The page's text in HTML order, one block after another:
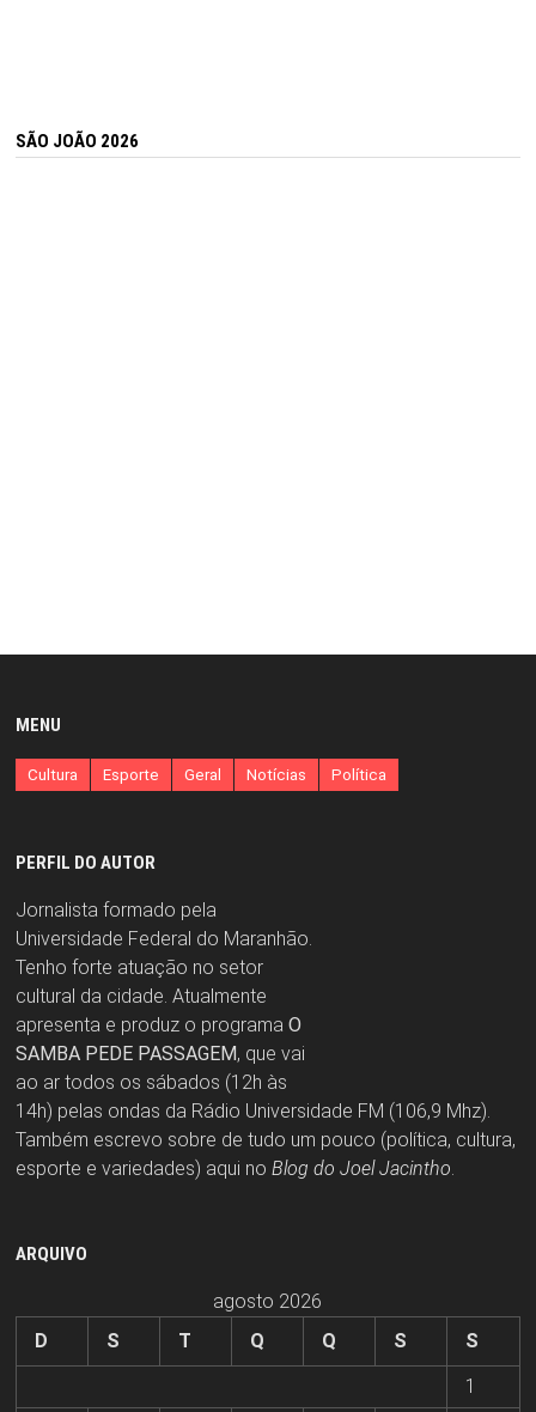
SÃO JOÃO 2026
MENU
Cultura Esporte Geral Notícias Política
PERFIL DO AUTOR
Jornalista formado pela
Universidade Federal do Maranhão.
Tenho forte atuação no setor
cultural da cidade. Atualmente
apresenta e produz o programa O
SAMBA PEDE PASSAGEM, que vai
ao ar todos os sábados (12h às
14h) pelas ondas da Rádio Universidade FM (106,9 Mhz).
Também escrevo sobre de tudo um pouco (política, cultura,
esporte e variedades) aqui no Blog do Joel Jacintho
ARQUIVO
agosto 2026
D
S T Q Q S
S
1